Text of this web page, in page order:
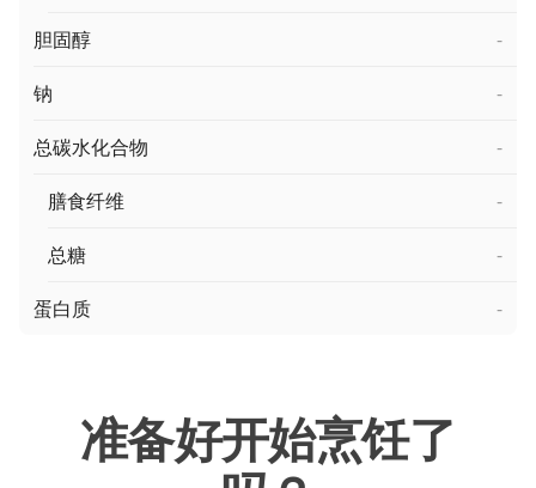
胆固醇 -
钠 -
总碳水化合物 -
膳食纤维 -
总糖 -
蛋白质 -
准备好开始烹饪了